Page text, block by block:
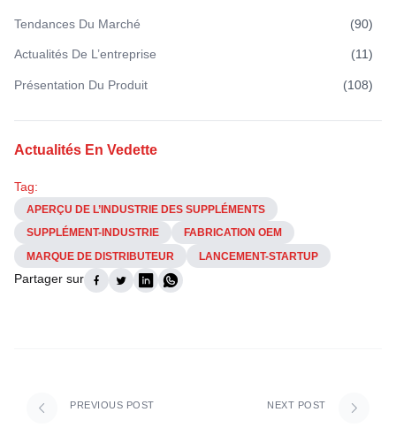
Tendances Du Marché (90)
Actualités De L’entreprise (11)
Présentation Du Produit (108)
Actualités En Vedette
Tag:
APERÇU DE L’INDUSTRIE DES SUPPLÉMENTS
SUPPLÉMENT-INDUSTRIE
FABRICATION OEM
MARQUE DE DISTRIBUTEUR
LANCEMENT-STARTUP
Partager sur
PREVIOUS POST NEXT POST